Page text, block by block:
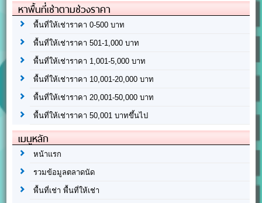
หาพื้นที่เช่าตามช่วงราคา
พื้นที่ให้เช่าราคา 0-500 บาท
พื้นที่ให้เช่าราคา 501-1,000 บาท
พื้นที่ให้เช่าราคา 1,001-5,000 บาท
พื้นที่ให้เช่าราคา 10,001-20,000 บาท
พื้นที่ให้เช่าราคา 20,001-50,000 บาท
พื้นที่ให้เช่าราคา 50,001 บาทขึ้นไป
เมนูหลัก
หน้าแรก
รวมข้อมูลตลาดนัด
พื้นที่เช่า พื้นที่ให้เช่า